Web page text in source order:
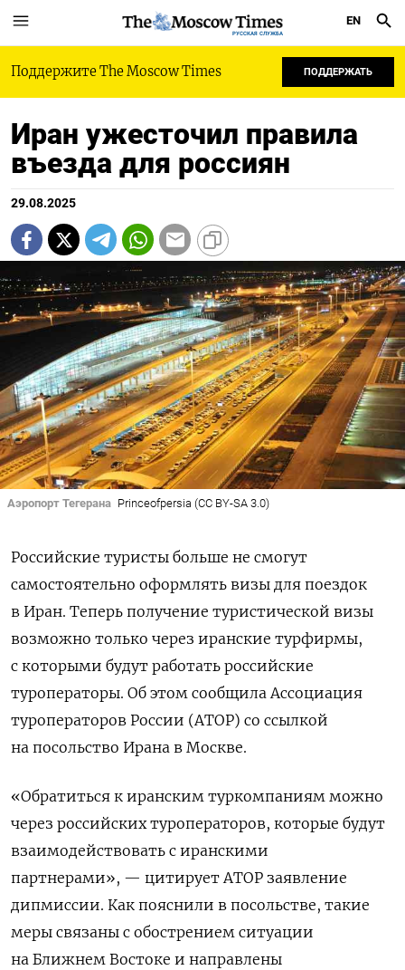
РУССКАЯ СЛУЖБА
EN
Поддержите The Moscow Times ПОДДЕРЖАТЬ
Иран ужесточил правила
въезда для россиян
29.08.2025
Аэропорт Тегерана Princeofpersia (CC BY-SA 3.0)
Российские туристы больше не смогут
самостоятельно оформлять визы для поездок
в Иран. Теперь получение туристической визы
возможно только через иранские турфирмы,
с которыми будут работать российские
туроператоры. Об этом сообщила Ассоциация
туроператоров России (АТОР) со ссылкой
на посольство Ирана в Москве.
«Обратиться к иранским туркомпаниям можно
через российских туроператоров, которые будут
взаимодействовать с иранскими
партнерами», — цитирует АТОР заявление
дипмиссии. Как пояснили в посольстве, такие
меры связаны с обострением ситуации
на Ближнем Востоке и направлены